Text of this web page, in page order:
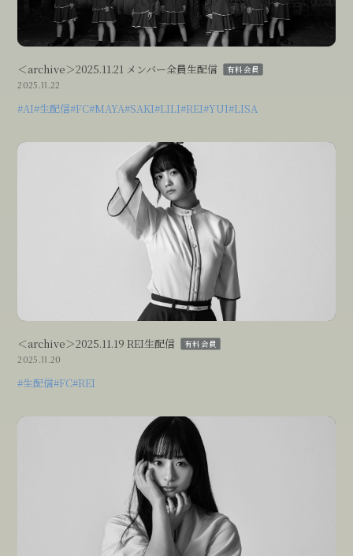
Blog
Movie
Thanks Movie
＜archive＞2025.11.21 メンバー全員生配信 有料会員
2025.11.22
#AI#生配信#FC#MAYA#SAKI#LILI#REI#YUI#LISA
＜archive＞2025.11.19 REI生配信 有料会員
2025.11.20
#生配信#FC#REI